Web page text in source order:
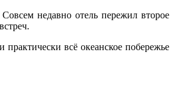
недавно отель пережил второе
всё океанское побережье